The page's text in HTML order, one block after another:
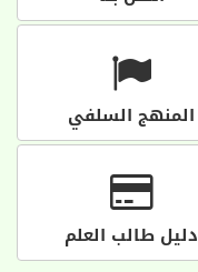
المنهج السلفي
دليل طالب العلم